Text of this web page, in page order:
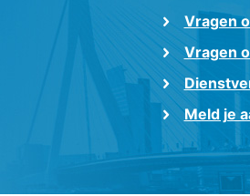
Vragen
Vragen
Meld je